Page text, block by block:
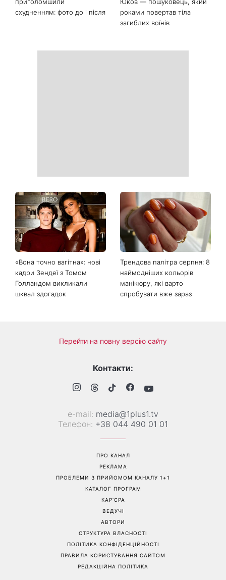
схудненням: фото до і після
роками повертав тіла
загиблих воїнів
«Вона точно вагітна»: нові
кадри Зендеї з Томом
Голландом викликали
шквал здогадок
Трендова палітра серпня: 8
наймодніших кольорів
манікюру, які варто
спробувати вже зараз
Перейти на повну версію сайту
Контакти:
е-mail: media@1plus1.tv
Телефон: +38 044 490 01 01
ПРО КАНАЛ
РЕКЛАМА
ПРОБЛЕМИ З ПРИЙОМОМ КАНАЛУ 1+1
КАТАЛОГ ПРОГРАМ
КАР’ЄРА
ВЕДУЧІ
АВТОРИ
СТРУКТУРА ВЛАСНОСТІ
ПОЛІТИКА КОНФІДЕНЦІЙНОСТІ
ПРАВИЛА КОРИСТУВАННЯ САЙТОМ
РЕДАКЦІЙНА ПОЛІТИКА